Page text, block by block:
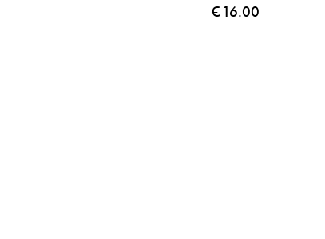
€16.00